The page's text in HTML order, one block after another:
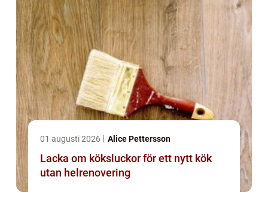
01 augusti 2026 Alice Pettersson
Lacka om köksluckor för ett nytt kök
utan helrenovering